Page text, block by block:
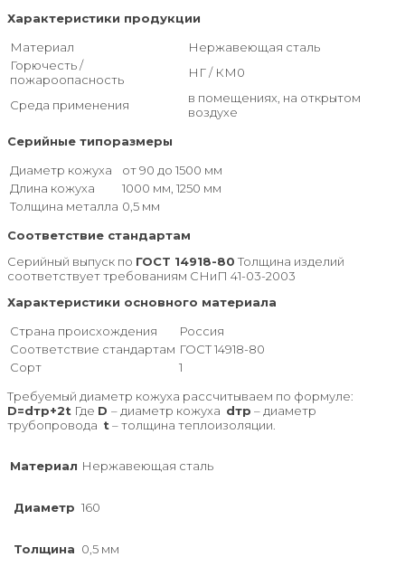
Характеристики продукции
Материал
Нержавеющая сталь
Горючесть /
пожароопасность
НГ / КМ0
Среда применения
в помещениях, на открытом
воздухе
Серийные типоразмеры
Диаметр кожуха
от 90 до 1500 мм
Длина кожуха
1000 мм, 1250 мм
Толщина металла 0,5 мм
Соответствие стандартам
Серийный выпуск по ГОСТ 14918-80 Толщина изделий
соответствует требованиям СНиП 41-03-2003
Характеристики основного материала
Страна происхождения
Россия
Соответствие стандартам ГОСТ 14918-80
Сорт
1
Требуемый диаметр кожуха рассчитываем по формуле:
D=dтр+2t Где D – диаметр кожуха dтр – диаметр
трубопровода t – толщина теплоизоляции.
Материал Нержавеющая сталь
Диаметр 160
Толщина 0,5 мм